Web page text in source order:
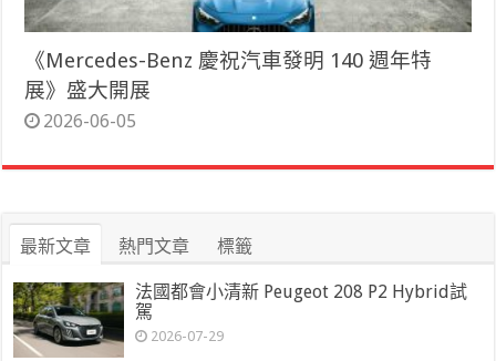
《Mercedes-Benz 慶祝汽車發明 140 週年特
展》盛大開展
2026-06-05
最新文章 熱門文章 標籤
法國都會小清新 Peugeot 208 P2 Hybrid試
駕
2026-07-29